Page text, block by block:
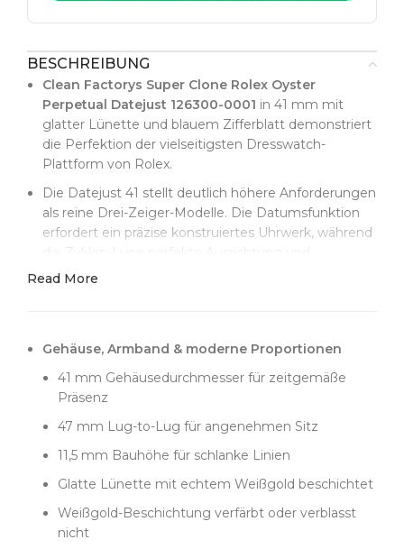
BESCHREIBUNG
Clean Factorys Super Clone Rolex Oyster
Perpetual Datejust 126300-0001 in 41 mm mit
glatter Lünette und blauem Zifferblatt demonstriert
die Perfektion der vielseitigsten Dresswatch-
Plattform von Rolex.
Die Datejust 41 stellt deutlich höhere Anforderungen
als reine Drei-Zeiger-Modelle. Die Datumsfunktion
erfordert ein präzise konstruiertes Uhrwerk, während
die Zyklop-Lupe perfekte Ausrichtung und
Vergrößerung leisten muss. Viele Hersteller
um Mechanik und Optik so exakt zu reproduzieren,
dass die Uhr vom Original praktisch nicht zu
unterscheiden ist.
Das blaue Sunburst-Zifferblatt baut auf Clean
unterstreicht den eleganten Charakter der Datejust.
Dieser spezielle Blauton trifft genau die Balance:
genug für formelle Anlässe. Im Kunstlicht bleibt er
dezent und professionell, bei Tageslicht entfaltet er
Read More
Gehäuse, Armband & moderne Proportionen
41 mm Gehäusedurchmesser für zeitgemäße
Präsenz
47 mm Lug-to-Lug für angenehmen Sitz
11,5 mm Bauhöhe für schlanke Linien
Glatte Lünette mit echtem Weißgold beschichtet
Weißgold-Beschichtung verfärbt oder verblasst
nicht